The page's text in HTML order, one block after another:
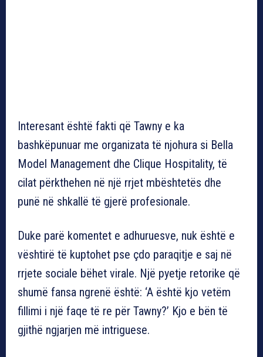
Interesant është fakti që Tawny e ka
bashkëpunuar me organizata të njohura si Bella
Model Management dhe Clique Hospitality, të
cilat përkthehen në një rrjet mbështetës dhe
punë në shkallë të gjerë profesionale.
Duke parë komentet e adhuruesve, nuk është e
vështirë të kuptohet pse çdo paraqitje e saj në
rrjete sociale bëhet virale. Një pyetje retorike që
shumë fansa ngrenë është: ‘A është kjo vetëm
fillimi i një faqe të re për Tawny?’ Kjo e bën të
gjithë ngjarjen më intriguese.